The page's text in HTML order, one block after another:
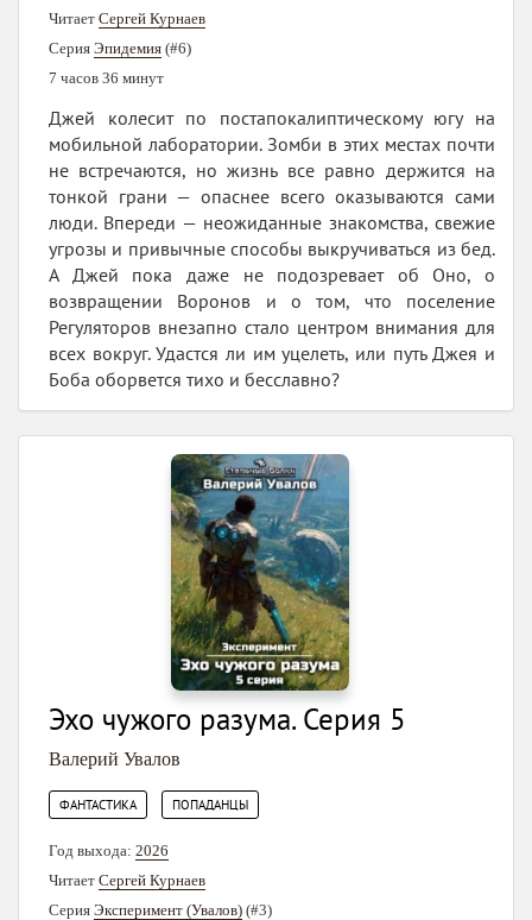
Читает Сергей Курнаев
Серия Эпидемия (#6)
7 часов 36 минут
Джей колесит по постапокалиптическому югу на
мобильной лаборатории. Зомби в этих местах почти
не встречаются, но жизнь все равно держится на
тонкой грани — опаснее всего оказываются сами
люди. Впереди — неожиданные знакомства, свежие
угрозы и привычные способы выкручиваться из бед.
А Джей пока даже не подозревает об Оно, о
возвращении Воронов и о том, что поселение
Регуляторов внезапно стало центром внимания для
всех вокруг. Удастся ли им уцелеть, или путь Джея и
Боба оборвется тихо и бесславно?
Эхо чужого разума. Серия 5
Валерий Увалов
ФАНТАСТИКА ПОПАДАНЦЫ
Год выхода: 2026
Читает Сергей Курнаев
Серия Эксперимент (Увалов) (#3)